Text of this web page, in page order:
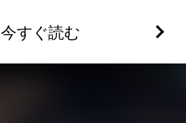
今すぐ読む